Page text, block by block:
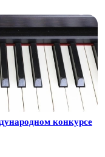
конкурсе